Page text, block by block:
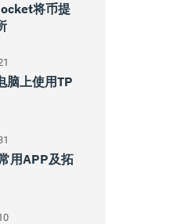
将币提
脑上使用TP
用APP及拓